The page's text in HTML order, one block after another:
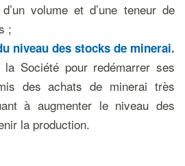
volume et d’une teneur de
;
niveau des stocks de minerai.
Société pour redémarrer ses
des achats de minerai très
à augmenter le niveau des
la production.